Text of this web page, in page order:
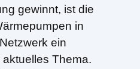
gewinnt, ist die
in
ein
Thema.